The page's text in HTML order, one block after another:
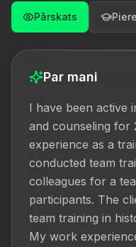
Pārskats
Par mani
I have been active
and counseling for
experience as a
conducted team
colleagues for a
participants. The
team training in
My work